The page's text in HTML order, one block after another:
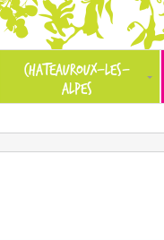
CHATEAUROUX-LES-
ALPES